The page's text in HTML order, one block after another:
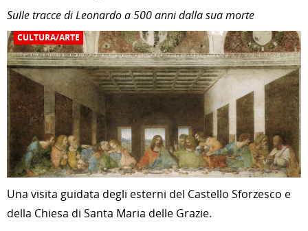
Sulle tracce di Leonardo a 500 anni dalla sua morte
CULTURA/ARTE
Una visita guidata degli esterni del Castello Sforzesco e
della Chiesa di Santa Maria delle Grazie.